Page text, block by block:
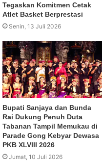
Tegaskan Komitmen Cetak
Atlet Basket Berprestasi
Senin, 13 Juli 2026
Bupati Sanjaya dan Bunda
Rai Dukung Penuh Duta
Tabanan Tampil Memukau di
Parade Gong Kebyar Dewasa
PKB XLVIII 2026
Jumat, 10 Juli 2026